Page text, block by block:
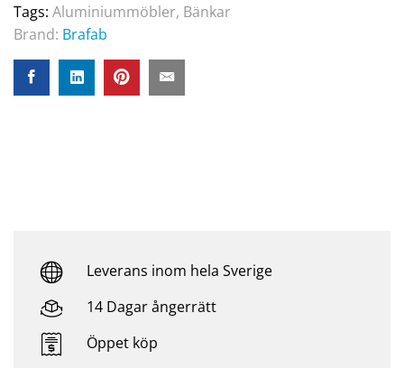
Tags: Aluminiummöbler, Bänkar
Brand: Brafab
Leverans inom hela Sverige
14 Dagar ångerrätt
Öppet köp